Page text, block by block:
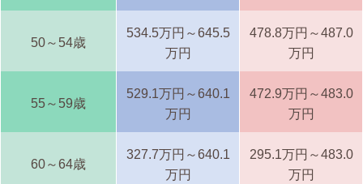
50～54歳
534.5万円～645.5
万円
478.8万円～487.0
万円
55～59歳
529.1万円～640.1
万円
472.9万円～483.0
万円
60～64歳
327.7万円～640.1
万円
295.1万円～483.0
万円